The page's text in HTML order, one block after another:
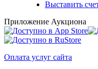
Выставить
Приложение Аукциона
Оплата услуг сайта